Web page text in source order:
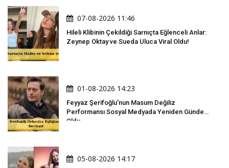
07-08-2026 11:46
Hileli Klibinin Çekildiği Sarnıçta Eğlenceli Anlar:
Zeynep Oktay ve Sueda Uluca Viral Oldu!
01-08-2026 14:23
Feyyaz Şerifoğlu'nun Masum Değiliz
Performansı Sosyal Medyada Yeniden Gündem
Oldu
05-08-2026 14:17